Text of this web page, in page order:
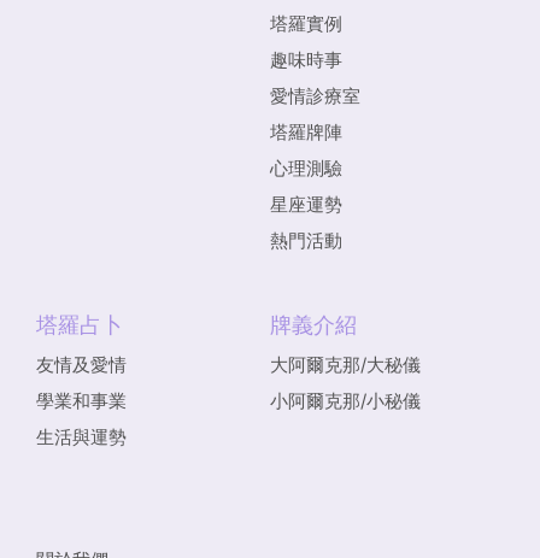
塔羅實例
趣味時事
愛情診療室
塔羅牌陣
心理測驗
星座運勢
熱門活動
塔羅占卜
友情及愛情
學業和事業
生活與運勢
牌義介紹
大阿爾克那/大秘儀
小阿爾克那/小秘儀